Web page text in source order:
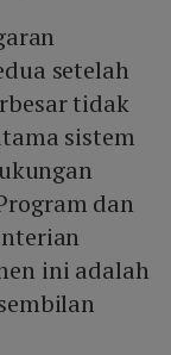
setelah
tidak
sistem
dan
ini adalah